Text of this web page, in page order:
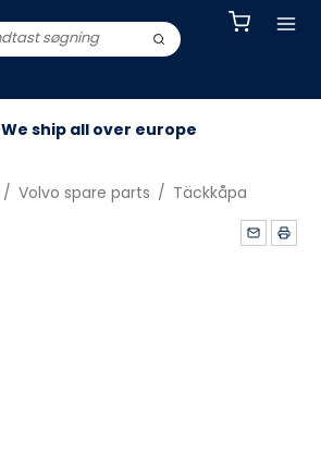
We ship all over europe
/ Volvo spare parts / Täckkåpa